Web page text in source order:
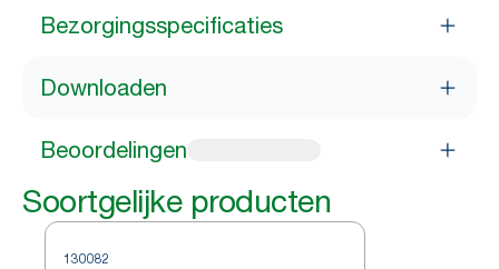
Bezorgingsspecificaties
Downloaden
Beoordelingen
Soortgelijke producten
130082